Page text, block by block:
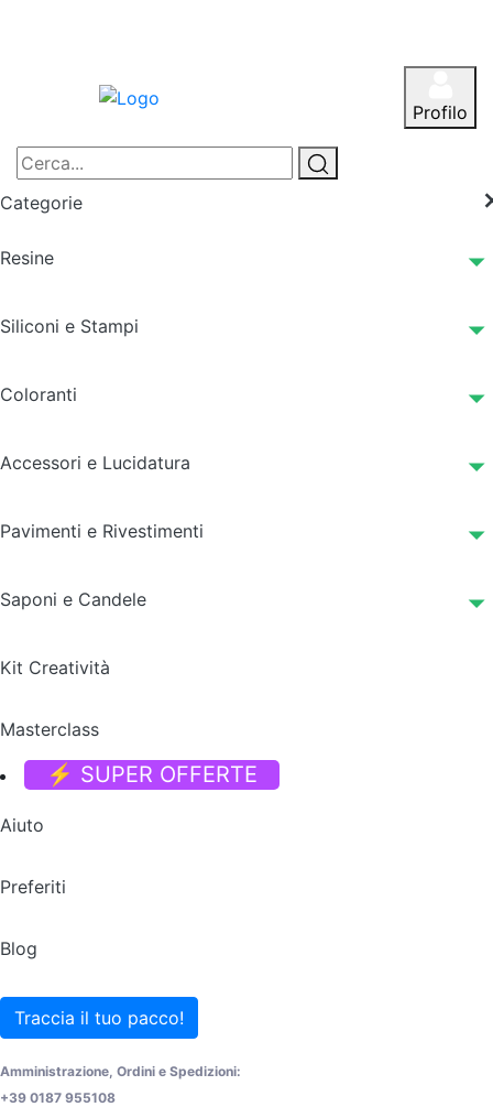
Profilo
Categorie
Resine
Siliconi e Stampi
Coloranti
Accessori e Lucidatura
Pavimenti e Rivestimenti
Saponi e Candele
Kit Creatività
Masterclass
⚡ SUPER OFFERTE
Aiuto
Preferiti
Blog
Traccia il tuo pacco!
Amministrazione, Ordini e Spedizioni:
+39 0187 955108